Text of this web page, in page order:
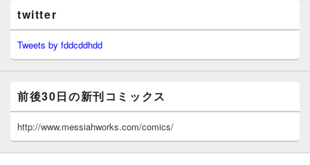
twitter
Tweets by fddcddhdd
前後30日の新刊コミックス
http://www.messiahworks.com/comics/